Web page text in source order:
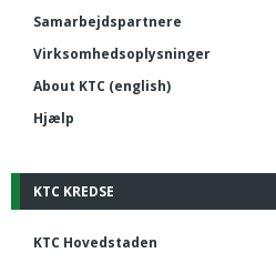
Samarbejdspartnere
Virksomhedsoplysninger
About KTC (english)
Hjælp
KTC KREDSE
KTC Hovedstaden